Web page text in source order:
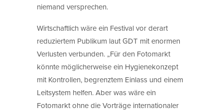
niemand versprechen.
Wirtschaftlich wäre ein Festival vor derart
reduziertem Publikum laut GDT mit enormen
Verlusten verbunden. „Für den Fotomarkt
könnte möglicherweise ein Hygienekonzept
mit Kontrollen, begrenztem Einlass und einem
Leitsystem helfen. Aber was wäre ein
Fotomarkt ohne die Vorträge internationaler